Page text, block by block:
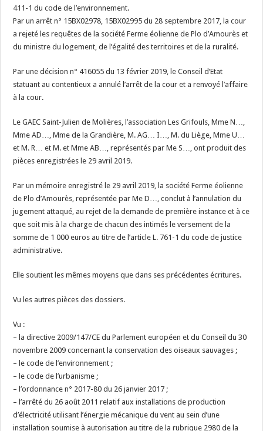
411-1 du code de l’environnement.
Par un arrêt n° 15BX02978, 15BX02995 du 28 septembre 2017, la cour
a rejeté les requêtes de la société Ferme éolienne de Plo d’Amourès et
du ministre du logement, de l’égalité des territoires et de la ruralité.
Par une décision n° 416055 du 13 février 2019, le Conseil d’Etat
statuant au contentieux a annulé l’arrêt de la cour et a renvoyé l’affaire
à la cour.
Le GAEC Saint-Julien de Molières, l’association Les Grifouls, Mme N…,
Mme AD…, Mme de la Grandière, M. AG… I…, M. du Liège, Mme U…
et M. R… et M. et Mme AB…, représentés par Me S…, ont produit des
pièces enregistrées le 29 avril 2019.
Par un mémoire enregistré le 29 avril 2019, la société Ferme éolienne
de Plo d’Amourès, représentée par Me D…, conclut à l’annulation du
jugement attaqué, au rejet de la demande de première instance et à ce
que soit mis à la charge de chacun des intimés le versement de la
somme de 1 000 euros au titre de l’article L. 761-1 du code de justice
administrative.
Elle soutient les mêmes moyens que dans ses précédentes écritures.
Vu les autres pièces des dossiers.
Vu :
– la directive 2009/147/CE du Parlement européen et du Conseil du 30
novembre 2009 concernant la conservation des oiseaux sauvages ;
– le code de l’environnement ;
– le code de l’urbanisme ;
– l’ordonnance n° 2017-80 du 26 janvier 2017 ;
– l’arrêté du 26 août 2011 relatif aux installations de production
d’électricité utilisant l’énergie mécanique du vent au sein d’une
installation soumise à autorisation au titre de la rubrique 2980 de la